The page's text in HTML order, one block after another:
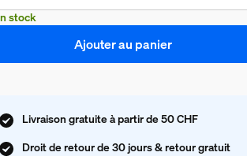
stock
Ajouter au panier
Livraison gratuite à partir de 50 CHF
Droit de retour de 30 jours & retour gratuit